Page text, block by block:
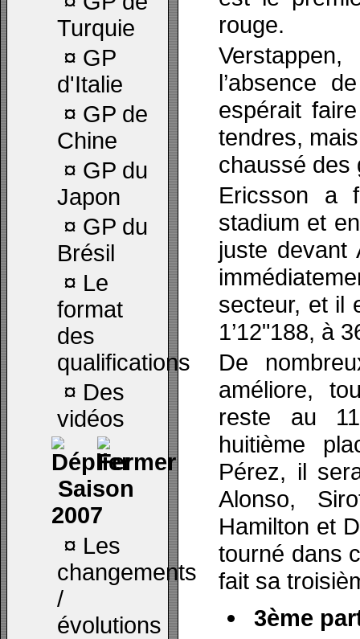
Turquie
¤ GP
d'Italie
¤ GP de
Chine
¤ GP du
Japon
¤ GP du
Brésil
¤ Le
format
des
qualifications
¤ Des
vidéos
Saison
2007
¤ Les
changements
/
évolutions
rouge.
l’absence
espérait
tendres,
chaussé des
Ericsson a
stadium et
juste devant
secteur, et il
1’12"188, à
De
améliore,
reste au
huitième
Pérez, il
Alonso,
Hamilton et
tourné dans
fait sa
3ème